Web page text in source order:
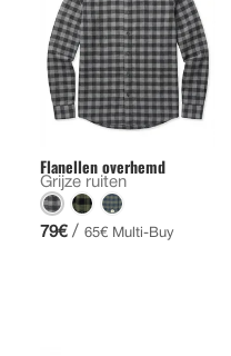
Flanellen overhemd
Grijze ruiten
79€ / 65€ Multi-Buy